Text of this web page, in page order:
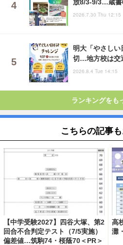
放8/3-9/3…蔵書
2026.7.30 Thu 12:15
明大「やさし
切…地方校は交
2026.8.4 Tue 14:15
ランキングをも
こちらの記事
【中学受験2027】四谷大塚、第2
回合不合判定テスト（7/5実施）
偏差値…筑駒74・桜蔭70＜PR＞
高
灘